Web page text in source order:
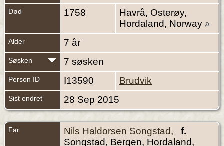
Død 1758
Havrå, Osterøy,
Hordaland, Norway
Alder 7 år
Søsken 7 søsken
Person ID I13590 Brudvik
Sist endret 28 Sep 2015
Far Nils Haldorsen Songstad, f.
Songstad, Bergen, Hordaland,